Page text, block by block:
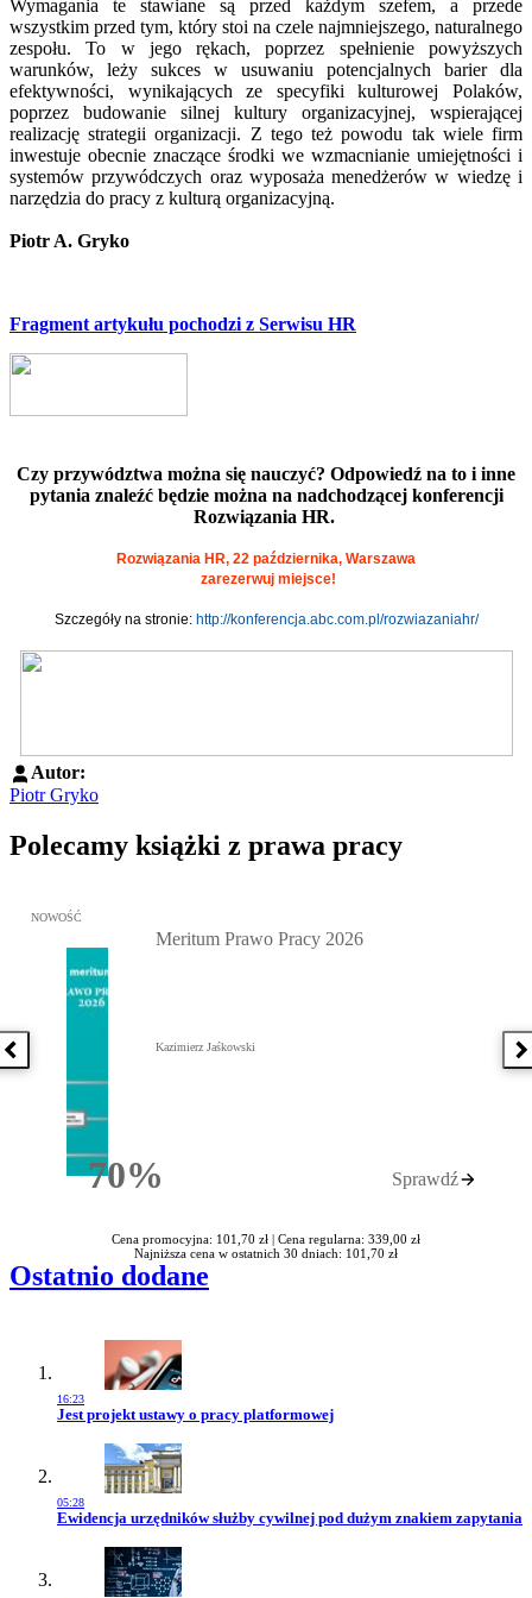
Wymagania te stawiane są przed każdym szefem, a przede
wszystkim przed tym, który stoi na czele najmniejszego, naturalnego
zespołu. To w jego rękach, poprzez spełnienie powyższych
warunków, leży sukces w usuwaniu potencjalnych barier dla
efektywności, wynikających ze specyfiki kulturowej Polaków,
poprzez budowanie silnej kultury organizacyjnej, wspierającej
realizację strategii organizacji. Z tego też powodu tak wiele firm
inwestuje obecnie znaczące środki we wzmacnianie umiejętności i
systemów przywódczych oraz wyposaża menedżerów w wiedzę i
narzędzia do pracy z kulturą organizacyjną.
Piotr A. Gryko
Fragment artykułu pochodzi z Serwisu HR
Czy przywództwa można się nauczyć? Odpowiedź na to i inne
pytania znaleźć będzie można na nadchodzącej konferencji
Rozwiązania HR.
Rozwiązania HR, 22 października, Warszawa
zarezerwuj miejsce!
Szczegóły na stronie: http://konferencja.abc.com.pl/rozwiazaniahr/
Autor:
Piotr Gryko
Polecamy książki z prawa pracy
Poprzednia książka
Przejdź do: Meritum Prawo Pracy 2026, Kazimierz Jaśkowski -
NOWOŚĆ
70%Rabatu
Meritum Prawo Pracy 2026
Kazimierz Jaśkowski
Sprawdź
Cena promocyjna: 101,70 zł | Cena regularna: 339,00 zł
Najniższa cena w ostatnich 30 dniach: 101,70 zł
Ostatnio dodane
16:23
Przejdź do artykułu:
Jest projekt ustawy o pracy platformowej
05:28
Przejdź do artykułu:
Ewidencja urzędników służby cywilnej pod dużym znakiem zapytania